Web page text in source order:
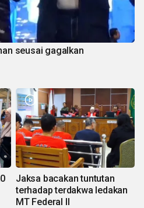
seusai gagalkan
Jaksa bacakan tuntutan
terhadap terdakwa ledakan
MT Federal II